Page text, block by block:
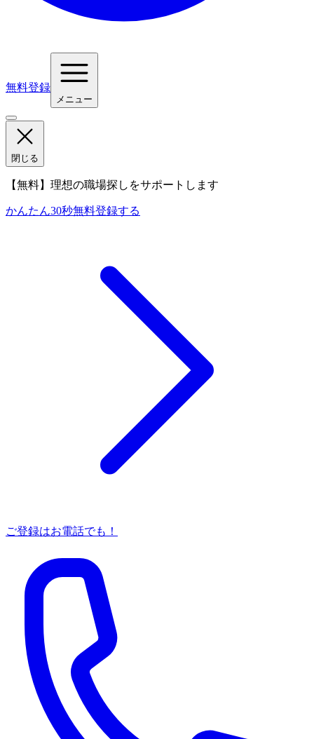
無料登録
メニュー
閉じる
【無料】理想の職場探しをサポートします
かんたん30秒無料登録する
ご登録はお電話でも！